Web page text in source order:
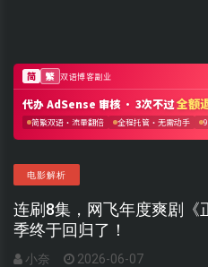
电影解析
连刷8集，网飞年度爽剧《
季终于回归了！
小奈 2026-06-07